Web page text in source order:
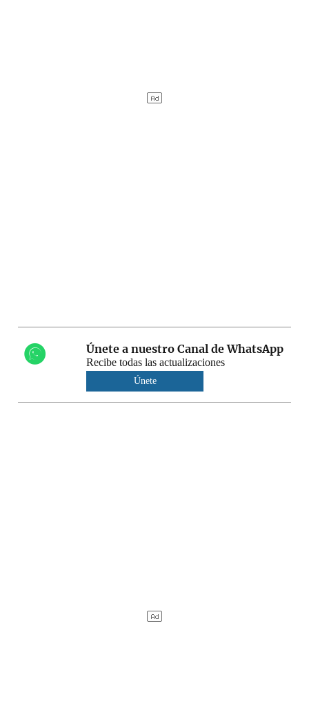
Únete a nuestro Canal de WhatsApp
Recibe todas las actualizaciones
Únete